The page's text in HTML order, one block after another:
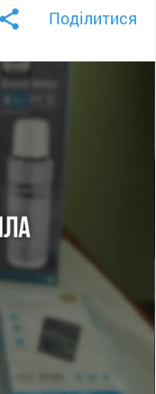
Поділитися